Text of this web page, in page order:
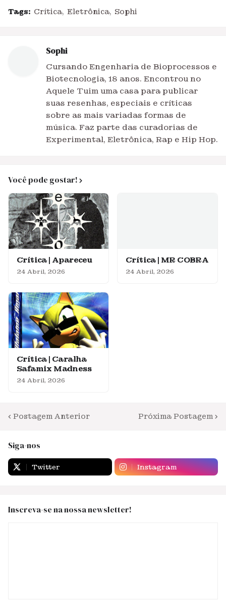
Tags: Crítica Eletrônica Sophi
Sophi
Cursando Engenharia de Bioprocessos e
Biotecnologia, 18 anos. Encontrou no
Aquele Tuim uma casa para publicar
suas resenhas, especiais e críticas
sobre as mais variadas formas de
música. Faz parte das curadorias de
Experimental, Eletrônica, Rap e Hip Hop.
Você pode gostar!
Crítica | Apareceu
24 Abril, 2026
Crítica | MR COBRA
24 Abril, 2026
Crítica | Caralha
Safamix Madness
24 Abril, 2026
Postagem Anterior Próxima Postagem
Siga-nos
Twitter Instagram
Inscreva-se na nossa newsletter!